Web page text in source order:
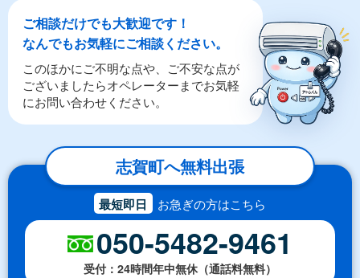
ご相談だけでも大歓迎です！
なんでもお気軽にご相談ください。
このほかにご不明な点や、ご不安な点が
ございましたらオペレーターまでお気軽
にお問い合わせください。
志賀町へ無料出張
最短即日 お急ぎの方はこちら
050-5482-9461
受付：24時間年中無休（通話料無料）